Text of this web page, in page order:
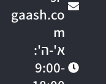
gaash.co
m
א'-ה':
9:00-